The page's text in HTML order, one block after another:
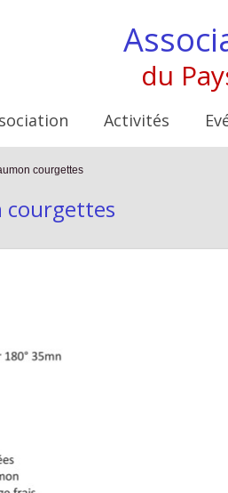
du
Activités
courgettes
courgettes